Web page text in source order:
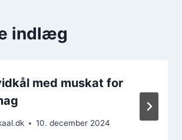
indlæg
med muskat for
10. december 2024